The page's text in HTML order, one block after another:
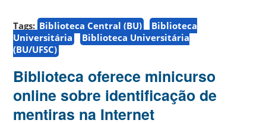
Tags: Biblioteca Central (BU)
Biblioteca
Universitária
Biblioteca Universitária
(BU/UFSC)
Biblioteca oferece minicurso
online sobre identificação de
mentiras na Internet